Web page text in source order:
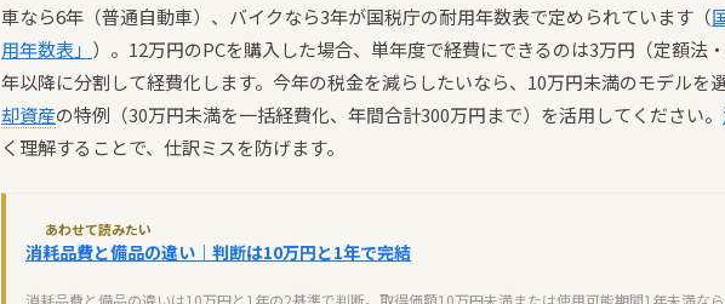
車なら6年（普通自動車）、バイクなら3年が国税庁の耐用年数表で定められています（
用年数表」 ）。12万円のPCを購入した場合、単年度で経費にできるのは3万円（定額法
年以降に分割して経費化します。今年の税金を減らしたいなら、10万円未満のモデルを選
却資産の特例（30万円未満を一括経費化、年間合計300万円まで）を活用してください。
く理解することで、仕訳ミスを防げます。
あわせて読みたい
消耗品費と備品の違い｜判断は10万円と1年で完結
消耗品費と備品の違いは10万円と1年の2基準で判断。取得価額10万円未満または使用可能期間1年未満な